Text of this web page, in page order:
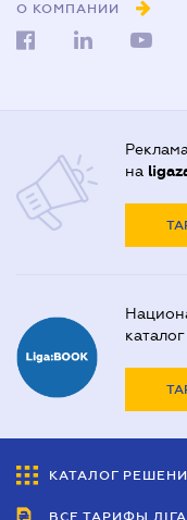
О КОМПАНИИ
на
КАТАЛОГ
ВСЕ ТАРИФЫ